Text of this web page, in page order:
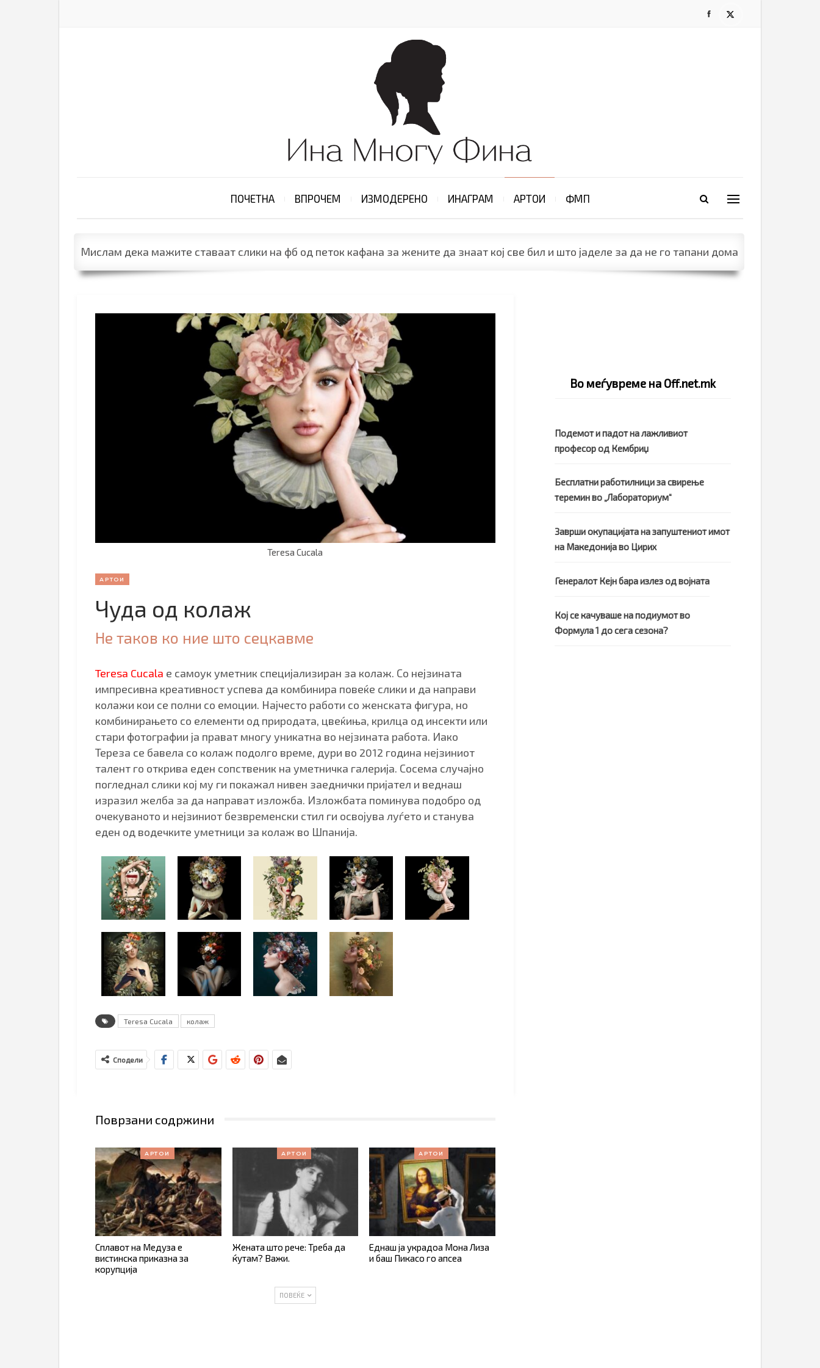
ПОЧЕТНА ВПРОЧЕМ ИЗМОДЕРЕНО ИНАГРАМ АРТОИ ФМП
Мислам дека мажите ставаат слики на фб од петок кафана за жените да знаат кој све бил и што јаделе за да не го тапани дома
Teresa Cucala
АРТОИ
Чуда од колаж
Не таков ко ние што сецкавме
Teresa Cucala e самоук уметник специјализиран за колаж. Со нејзината
импресивна креативност успева да комбинира повеќе слики и да направи
колажи кои се полни со емоции. Најчесто работи со женската фигура, но
комбинирањето со елементи од природата, цвеќиња, крилца од инсекти или
стари фотографии ја прават многу уникатна во нејзината работа. Иако
Тереза се бавела со колаж подолго време, дури во 2012 година нејзиниот
талент го открива еден сопственик на уметничка галерија. Сосема случајно
погледнал слики кој му ги покажал нивен заеднички пријател и веднаш
изразил желба за да направат изложба. Изложбата поминува подобро од
очекуваното и нејзиниот безвременски стил ги освојува луѓето и станува
еден од водечките уметници за колаж во Шпанија.
Teresa Cucala колаж
Сподели
Поврзани содржини
АРТОИ
Сплавот на Медуза е
вистинска приказна за
корупција
АРТОИ
Жената што рече: Треба да
ќутам? Важи.
АРТОИ
Еднаш ја украдоа Мона Лиза
и баш Пикасо го апсеа
ПОВЕЌЕ
Во меѓувреме на Off.net.mk
Подемот и падот на лажливиот
професор од Кембриџ
Бесплатни работилници за свирење
теремин во „Лабораториум“
Заврши окупацијата на запуштениот имот
на Македонија во Цирих
Генералот Кејн бара излез од војната
Кој се качуваше на подиумот во
Формула 1 до сега сезона?